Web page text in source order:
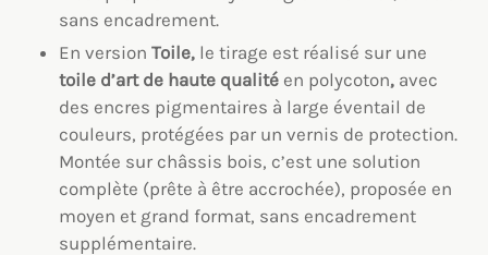
sans encadrement.
En version Toile, le tirage est réalisé sur une
toile d’art de haute qualité en polycoton,avec
des encres pigmentaires à large éventail de
couleurs, protégées par un vernis de protection.
Montée sur châssis bois, c’est une solution
complète (prête à être accrochée), proposée en
moyen et grand format, sans encadrement
supplémentaire.